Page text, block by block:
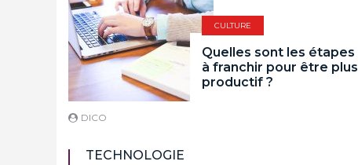
CULTURE
Quelles sont les étapes
à franchir pour être plus
productif ?
DICO
TECHNOLOGIE